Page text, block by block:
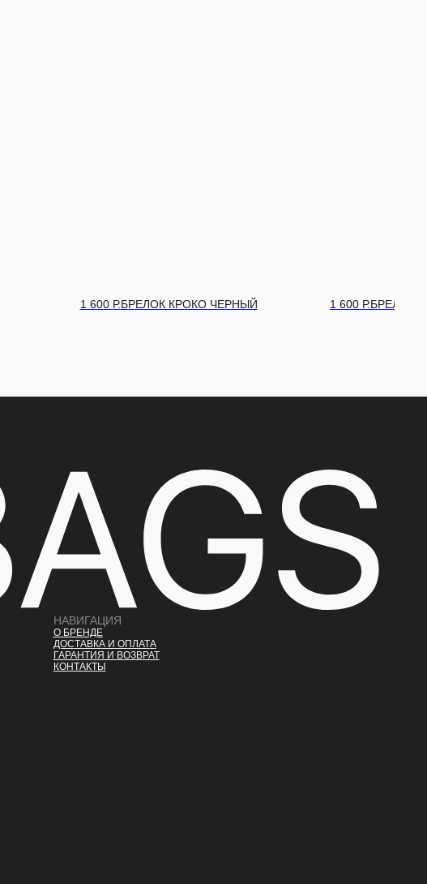
1 600 Р.БРЕЛОК ЧЕРНЫЙ 1 600 Р.
НАВИГАЦИЯ
О БРЕНДЕ
ДОСТАВКА И ОПЛАТА
ГАРАНТИЯ И ВОЗВРАТ
КОНТАКТЫ